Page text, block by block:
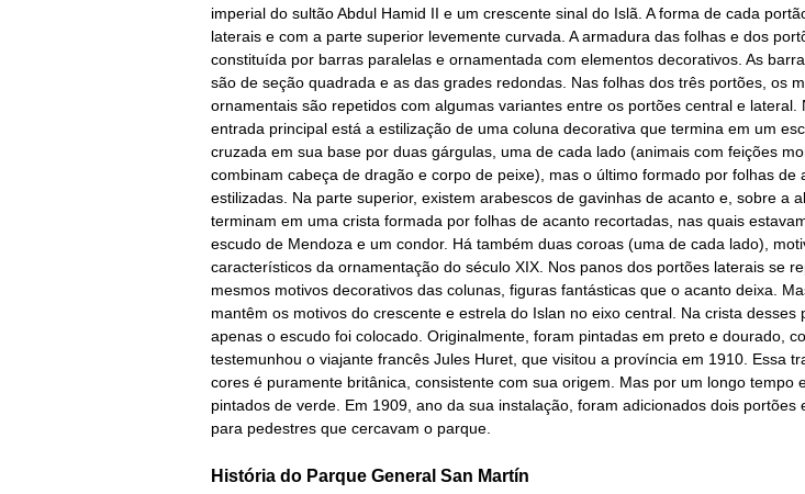
imperial do sultão Abdul Hamid II e um crescente sinal do Islã. A forma de cada
laterais e com a parte superior levemente curvada. A armadura das folhas e dos
constituída por barras paralelas e ornamentada com elementos decorativos. As
são de seção quadrada e as das grades redondas. Nas folhas dos três portões, os
ornamentais são repetidos com algumas variantes entre os portões central e lateral.
entrada principal está a estilização de uma coluna decorativa que termina em um
cruzada em sua base por duas gárgulas, uma de cada lado (animais com feições
combinam cabeça de dragão e corpo de peixe), mas o último formado por folhas de
estilizadas. Na parte superior, existem arabescos de gavinhas de acanto e, sobre a
terminam em uma crista formada por folhas de acanto recortadas, nas quais
escudo de Mendoza e um condor. Há também duas coroas (uma de cada lado),
característicos da ornamentação do século XIX. Nos panos dos portões laterais se
mesmos motivos decorativos das colunas, figuras fantásticas que o acanto deixa.
mantêm os motivos do crescente e estrela do Islan no eixo central. Na crista desses
apenas o escudo foi colocado. Originalmente, foram pintadas em preto e dourado,
testemunhou o viajante francês Jules Huret, que visitou a província em 1910. Essa
cores é puramente britânica, consistente com sua origem. Mas por um longo tempo
pintados de verde. Em 1909, ano da sua instalação, foram adicionados dois portões
para pedestres que cercavam o parque.
História do Parque General San Martín